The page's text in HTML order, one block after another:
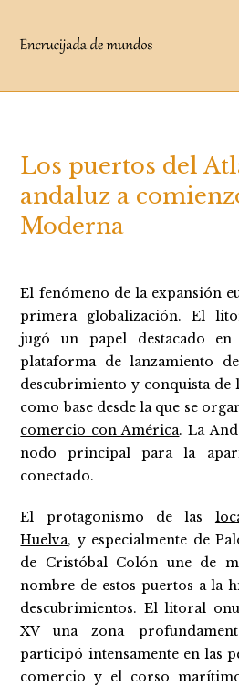
contenido
Los puertos del
andaluz a
Moderna
El fenómeno de la expansión
primera globalización. El
jugó un papel destacado en
plataforma de lanzamiento
descubrimiento y conquista de
como base desde la que se
comercio con América. La
nodo principal para la
conectado.
El protagonismo de las
Huelva, y especialmente de
de Cristóbal Colón une de
nombre de estos puertos a la
descubrimientos. El litoral
XV una zona
participó intensamente en las
comercio y el corso